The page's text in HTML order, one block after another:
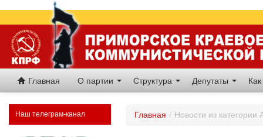
Главная О партии Структура Депутаты
Наш телеграм-канал Главная / Новости из категории